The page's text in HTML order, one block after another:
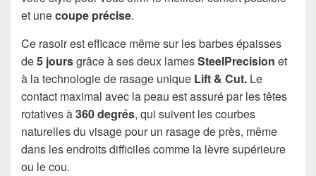
et unecoupe précise.
Ce rasoir est efficace même sur les barbes épaisses
de5 joursgrâce à ses deux lamesSteelPrecision et
à la technologie de rasage unique Lift & Cut. Le
contact maximal avec la peau est assuré par les têtes
rotatives à360 degrés, qui suivent les courbes
naturelles du visage pour un rasage de près, même
dans les endroits difficiles comme la lèvre supérieure
ou le cou.